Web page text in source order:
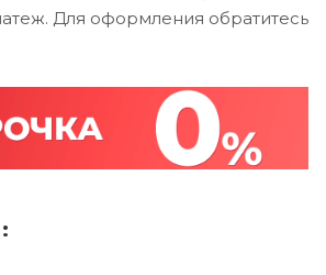
Для оформления обратитесь